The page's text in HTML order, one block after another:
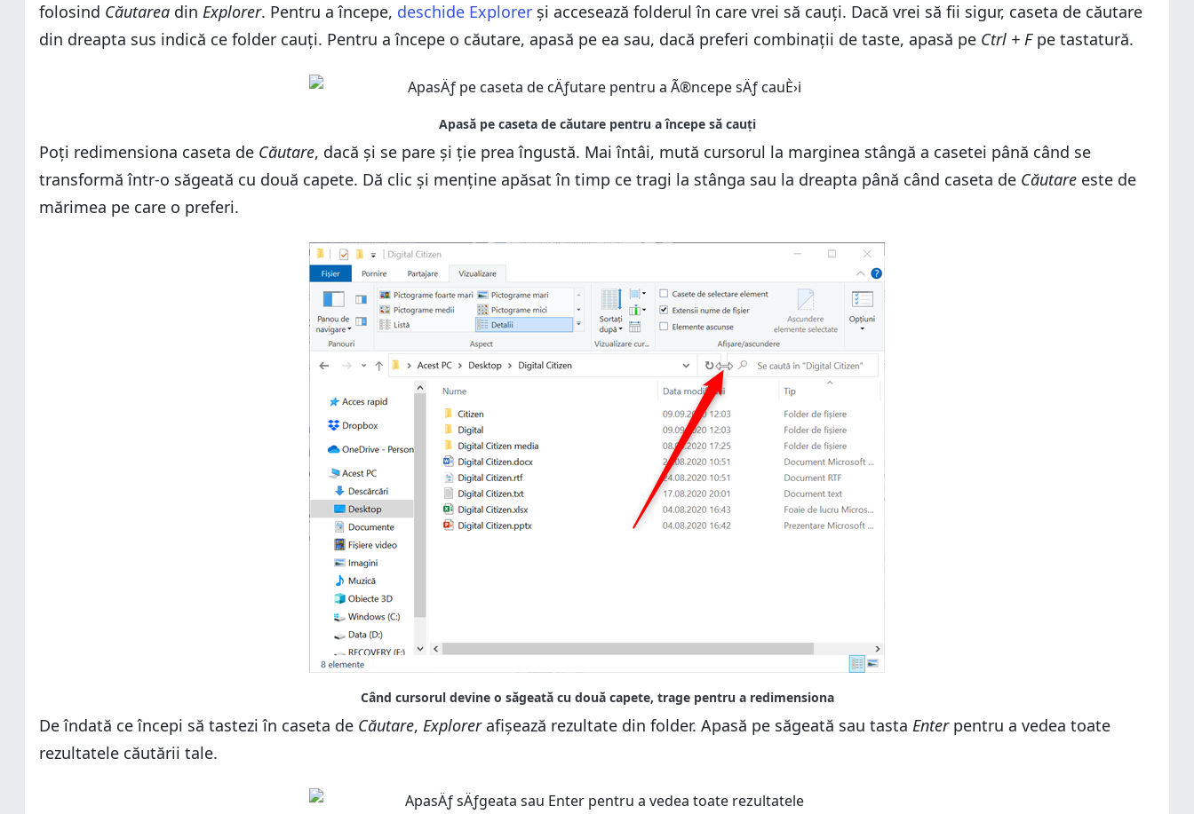
Cum golești istoricul de căutări din Explorer
Tu cum preferi să cauți în Windows 10?
Opțiuni complexe de căutare din Explorer în Windows 10
Cum golești istoricul de căutări din Explorer
folosind Căutarea din Explorer. Pentru a începe, deschide Explorer și accesează folderul în care vrei să cauți. Dacă vrei să fii sigur, caseta de căutare
din dreapta sus indică ce folder cauți. Pentru a începe o căutare, apasă pe ea sau, dacă preferi combinații de taste, apasă pe Ctrl + Fpe tastatură.
Poți redimensiona caseta de Căutare, dacă și se pare și ție prea îngustă. Mai întâi, mută cursorul la marginea stângă a casetei până când se
transformă într-o săgeată cu două capete. Dă clic și menține apăsat în timp ce tragi la stânga sau la dreapta până când caseta de Căutare este de
mărimea pe care o preferi.
De îndată ce începi să tastezi în caseta de Căutare, Explorerafișează rezultate din folder. Apasă pe săgeată sau tasta Enterpentru a vedea toate
rezultatele căutării tale.